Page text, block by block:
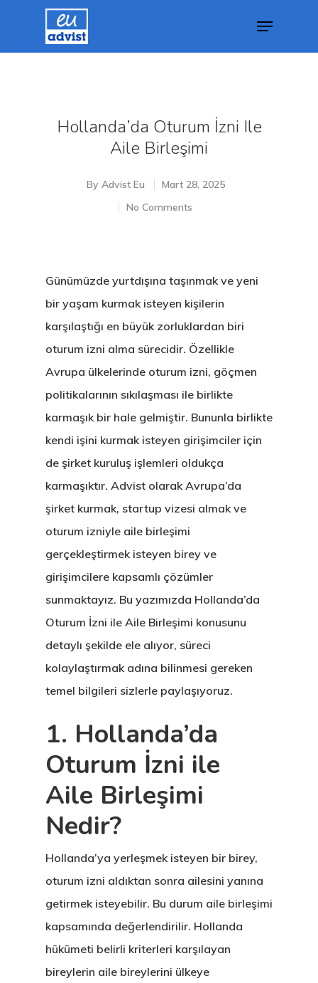
Hollanda’da Oturum İzni Ile
Aile Birleşimi
By Advist Eu
Mart 28, 2025
No Comments
Günümüzde yurtdışına taşınmak ve yeni
bir yaşam kurmak isteyen kişilerin
karşılaştığı en büyük zorluklardan biri
oturum izni alma sürecidir. Özellikle
Avrupa ülkelerinde oturum izni, göçmen
politikalarının sıkılaşması ile birlikte
karmaşık bir hale gelmiştir. Bununla birlikte
kendi işini kurmak isteyen girişimciler için
de şirket kuruluş işlemleri oldukça
karmaşıktır. Advist olarak Avrupa’da
şirket kurmak, startup vizesi almak ve
oturum izniyle aile birleşimi
gerçekleştirmek isteyen birey ve
girişimcilere kapsamlı çözümler
sunmaktayız. Bu yazımızda Hollanda’da
Oturum İzni ile Aile Birleşimi konusunu
detaylı şekilde ele alıyor, süreci
kolaylaştırmak adına bilinmesi gereken
temel bilgileri sizlerle paylaşıyoruz.
1. Hollanda’da
Oturum İzni ile
Aile Birleşimi
Nedir?
Hollanda’ya yerleşmek isteyen bir birey,
oturum izni aldıktan sonra ailesini yanına
getirmek isteyebilir. Bu durum aile birleşimi
kapsamında değerlendirilir. Hollanda
hükümeti belirli kriterleri karşılayan
bireylerin aile bireylerini ülkeye